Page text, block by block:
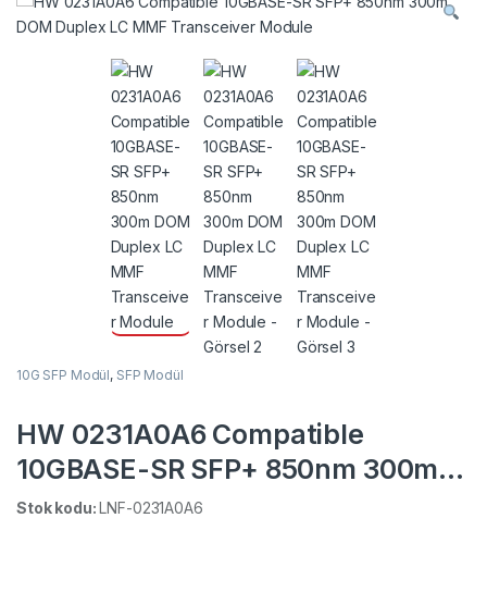
10G SFP Modül, SFP Modül
HW 0231A0A6 Compatible
10GBASE-SR SFP+ 850nm 300m
DOM Duplex LC MMF Transceiver
Stok kodu:LNF-0231A0A6